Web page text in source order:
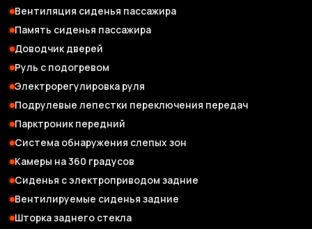
Вентиляция сиденья пассажира
Память сиденья пассажира
Доводчик дверей
Руль с подогревом
Электрорегулировка руля
Подрулевые лепестки переключения передач
Парктроник передний
Система обнаружения слепых зон
Камеры на 360 градусов
Сиденья с электроприводом задние
Вентилируемые сиденья задние
Шторка заднего стекла